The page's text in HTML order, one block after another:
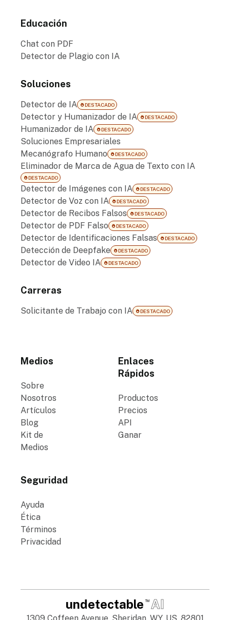
Educación
Chat con PDF
Detector de Plagio con IA
Soluciones
Detector de IA DESTACADO
Detector y Humanizador de IA DESTACADO
Humanizador de IA DESTACADO
Soluciones Empresariales
Mecanógrafo Humano
DESTACADO
Eliminador de Marca de Agua de Texto con IA
DESTACADO
Detector de Imágenes con IA DESTACADO
Detector de Voz con IA DESTACADO
Detector de Recibos Falsos DESTACADO
Detector de PDF Falso DESTACADO
Detector de Identificaciones Falsas DESTACADO
Detección de Deepfake DESTACADO
Detector de Video IA DESTACADO
Carreras
Solicitante de Trabajo con IA DESTACADO
Medios
Sobre
Nosotros
Artículos
Blog
Kit de
Medios
Enlaces
Rápidos
Productos
Precios
API
Ganar
Seguridad
Ayuda
Ética
Términos
Privacidad
undetectable TM AI